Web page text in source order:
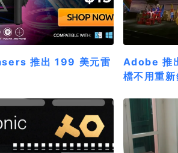
推出 199 美元雷
Adobe 推
檔不用重